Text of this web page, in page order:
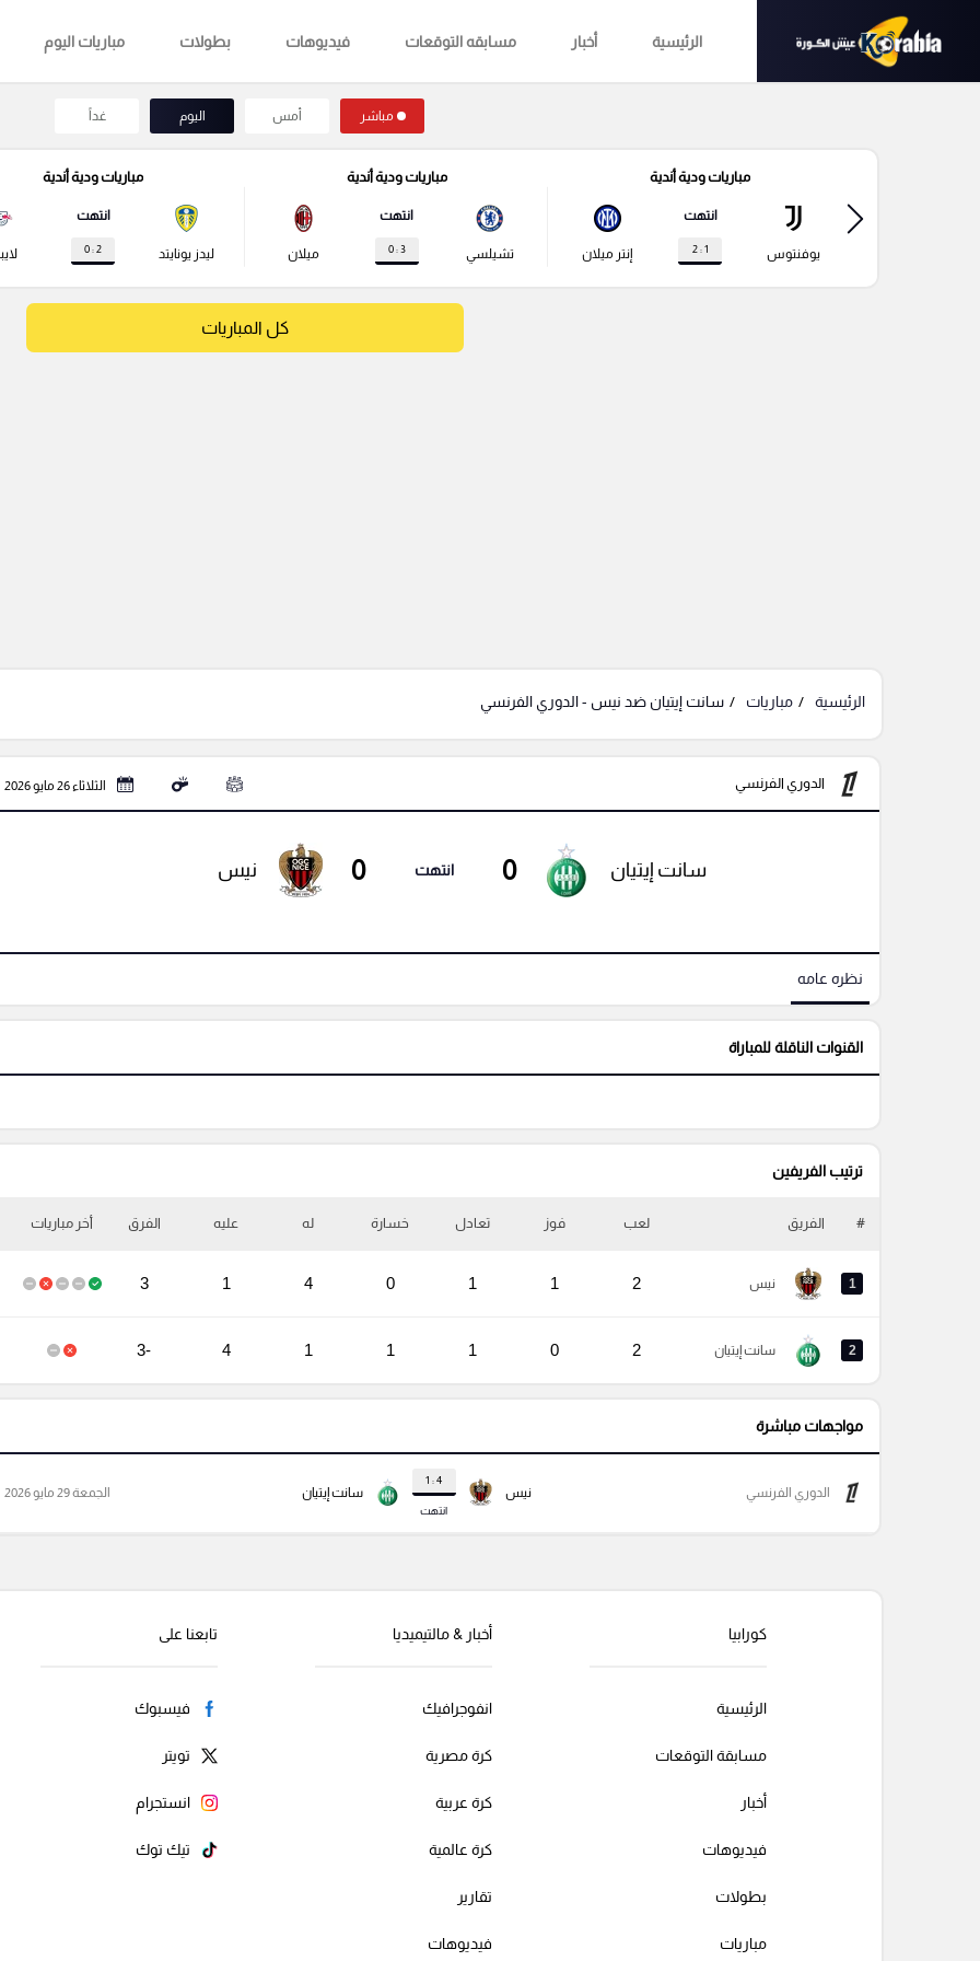
الرئيسية أخبار مسابقه التوقعات فيديوهات بطولات مباريات اليوم
مباشر أمس اليوم غداً
مباريات ودية أندية
يوفنتوس
انتهت
1 : 2 إنتر ميلان
مباريات ودية أندية
تشيلسي
انتهت
3 : 0 ميلان
مباريات ودية أندية
ليدز يونايتد
انتهت
2 : 0
كل المباريات
الرئيسية مباريات سانت إيتيان ضد نيس - الدوري الفرنسي
الدوري الفرنسي الثلاثاء 26 مايو 2026
سانت إيتيان 0 انتهت 0 نيس
نظره عامه
القنوات الناقلة للمباراة
ترتيب الفريفين
# الفريق لعب فوز تعادل خسارة له عليه الفرق أخر مباريات
1 نيس 2
1
1
0
4
1
3
2 سانت إيتيان 2
0
1
1
1
4
-3
مواجهات مباشرة
نيس
4 : 1
انتهت
سانت إيتيان الدوري الفرنسي الجمعة 29 مايو 2026
كورابيا
الرئيسية
مسابقة التوقعات
أخبار
فيديوهات
بطولات
مباريات
أخبار & مالتيميديا
انفوجرافيك
كرة مصرية
كرة عربية
كرة عالمية
تقارير
فيديوهات
تابعنا على
فيسبوك
تويتر
انستجرام
تيك توك